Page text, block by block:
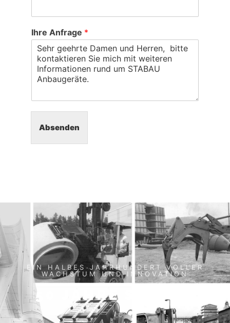
A
fIhre Anfrage *
Absenden
EIN HALBES JAHRHUNDERT VOLLER
WACHSTUM UND INNOVATION
50 JAHRE STABAU